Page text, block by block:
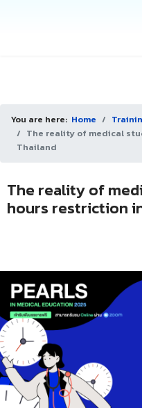
You are here: Home
The reality of medical
Thailand
The reality of
hours restriction